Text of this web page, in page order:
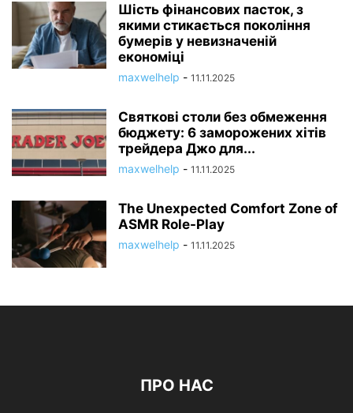
Шість фінансових пасток, з
якими стикається покоління
бумерів у невизначеній
економіці
maxwelhelp - 11.11.2025
Святкові столи без обмеження
бюджету: 6 заморожених хітів
трейдера Джо для...
maxwelhelp - 11.11.2025
The Unexpected Comfort Zone of
ASMR Role-Play
maxwelhelp - 11.11.2025
ПРО НАС